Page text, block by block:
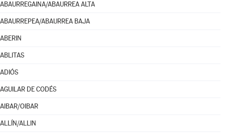
ABAURREGAINA/ABAURREA ALTA
ABAURREPEA/ABAURREA BAJA
ABERIN
ABLITAS
ADIÓS
AGUILAR DE CODÉS
AIBAR/OIBAR
ALLÍN/ALLIN